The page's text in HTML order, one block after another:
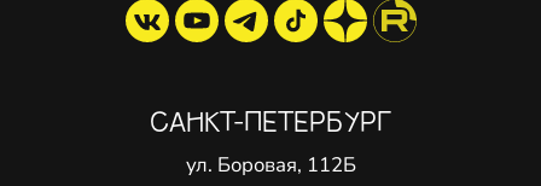
САНКТ-ПЕТЕРБУРГ
ул. Боровая, 112Б